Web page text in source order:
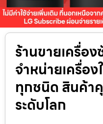
ร้านขายเครื่อ
จำหน่ายเครื่อ
ทุกชนิด สินค้
ระดับโลก